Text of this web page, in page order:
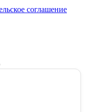
соглашение